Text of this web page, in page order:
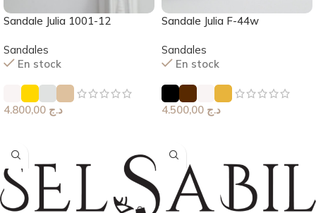
Sandale Julia 1001-12
Sandales
En stock
د.ج
Sandale Julia F-44w
Sandales
En stock
د.ج